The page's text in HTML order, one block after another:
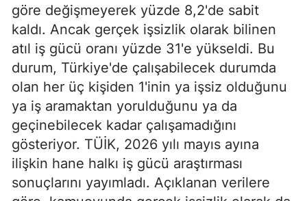
göre değişmeyerek yüzde 8,2'de sabit
kaldı. Ancak gerçek işsizlik olarak bilinen
atıl iş gücü oranı yüzde 31'e yükseldi. Bu
durum, Türkiye'de çalışabilecek durumda
olan her üç kişiden 1'inin ya işsiz olduğunu
ya iş aramaktan yorulduğunu ya da
geçinebilecek kadar çalışamadığını
gösteriyor. TÜİK, 2026 yılı mayıs ayına
ilişkin hane halkı iş gücü araştırması
sonuçlarını yayımladı. Açıklanan verilere